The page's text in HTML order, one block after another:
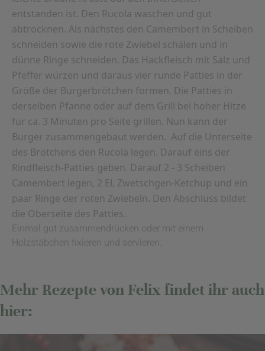
entstanden ist. Den Rucola waschen und gut
abtrocknen. Als nächstes den Camembert in Scheiben
schneiden sowie die rote Zwiebel schälen und in
dünne Ringe schneiden. Das Hackfleisch mit Salz und
Pfeffer würzen und daraus vier runde Patties in der
Größe der Burgerbrötchen formen. Die Patties in
derselben Pfanne oder auf dem Grill bei hoher Hitze
für ca. 3 Minuten pro Seite grillen. Nun kann der
Burger zusammengebaut werden. Auf die Unterseite
des Brötchens den Rucola legen. Darauf eins der
Rindfleisch-Patties geben. Darauf 2 - 3 Scheiben
Camembert legen, 2 EL Zwetschgen-Ketchup und ein
paar Ringe der roten Zwiebeln. Den Abschluss bildet
die Oberseite des Patties.
Einmal gut zusammendrücken oder mit einem
Holzstäbchen fixieren und servieren.
Mehr Rezepte von Felix findet ihr auch
hier: